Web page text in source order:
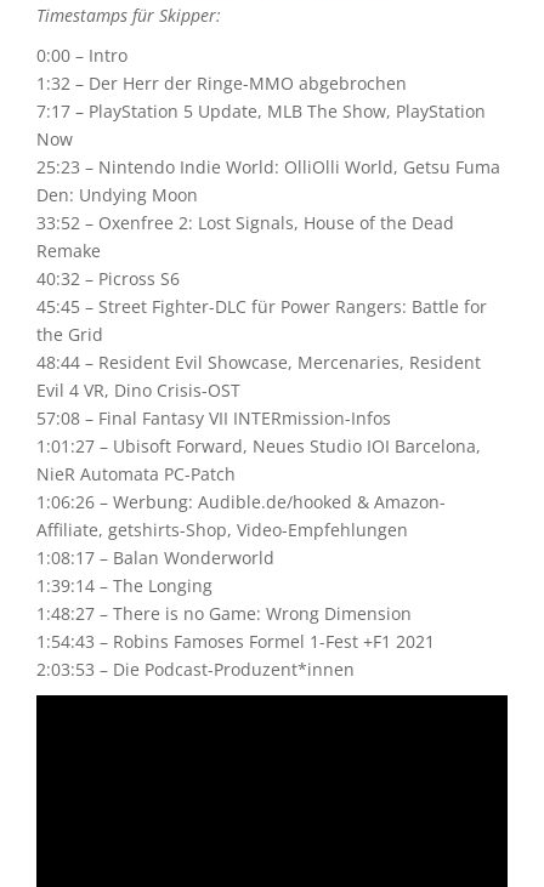
Timestamps für Skipper:
0:00 – Intro
1:32 – Der Herr der Ringe-MMO abgebrochen
7:17 – PlayStation 5 Update, MLB The Show, PlayStation
Now
25:23 – Nintendo Indie World: OlliOlli World, Getsu Fuma
Den: Undying Moon
33:52 – Oxenfree 2: Lost Signals, House of the Dead
Remake
40:32 – Picross S6
45:45 – Street Fighter-DLC für Power Rangers: Battle for
the Grid
48:44 – Resident Evil Showcase, Mercenaries, Resident
Evil 4 VR, Dino Crisis-OST
57:08 – Final Fantasy VII INTERmission-Infos
1:01:27 – Ubisoft Forward, Neues Studio IOI Barcelona,
NieR Automata PC-Patch
1:06:26 – Werbung: Audible.de/hooked & Amazon-
Affiliate, getshirts-Shop, Video-Empfehlungen
1:08:17 – Balan Wonderworld
1:39:14 – The Longing
1:48:27 – There is no Game: Wrong Dimension
1:54:43 – Robins Famoses Formel 1-Fest +F1 2021
2:03:53 – Die Podcast-Produzent*innen